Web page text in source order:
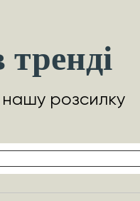
тренді
нашу розсилку